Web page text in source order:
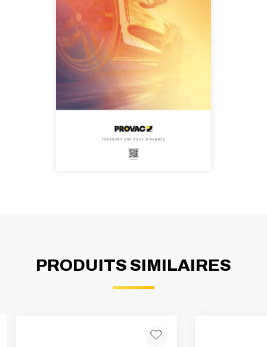
PRODUITS SIMILAIRES